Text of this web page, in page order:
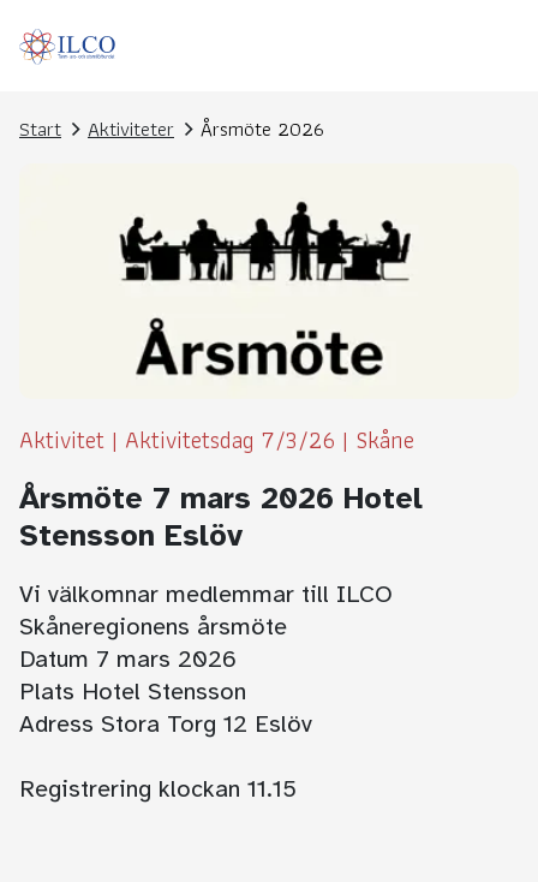
Start Aktiviteter Årsmöte 2026
Aktivitet | Aktivitetsdag 7/3/26 | Skåne
Årsmöte 7 mars 2026 Hotel
Stensson Eslöv
Vi välkomnar medlemmar till ILCO
Skåneregionens årsmöte
Datum 7 mars 2026
Plats Hotel Stensson
Adress Stora Torg 12 Eslöv
Registrering klockan 11.15